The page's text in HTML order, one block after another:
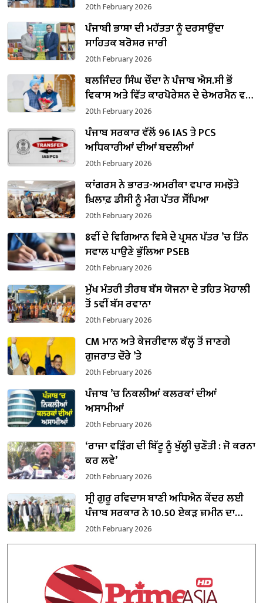
20th February 2026
ਪੰਜਾਬੀ ਭਾਸ਼ਾ ਦੀ ਮਹੱਤਤਾ ਨੂੰ ਦਰਸਾਉਂਦਾ
ਸਾਹਿਤਕ ਬਰੋਸ਼ਰ ਜਾਰੀ
20th February 2026
ਬਲਜਿੰਦਰ ਸਿੰਘ ਚੌਂਦਾ ਨੇ ਪੰਜਾਬ ਐਸ.ਸੀ ਭੋਂ
ਵਿਕਾਸ ਅਤੇ ਵਿੱਤ ਕਾਰਪੋਰੇਸ਼ਨ ਦੇ ਚੇਅਰਮੈਨ ਵਜੋਂ
ਸੰਭਾਲਿਆ ਕਾਰਜਭਾਰ
20th February 2026
ਪੰਜਾਬ ਸਰਕਾਰ ਵੱਲੋਂ 96 IAS ਤੇ PCS
ਅਧਿਕਾਰੀਆਂ ਦੀਆਂ ਬਦਲੀਆਂ
20th February 2026
ਕਾਂਗਰਸ ਨੇ ਭਾਰਤ-ਅਮਰੀਕਾ ਵਪਾਰ ਸਮਝੌਤੇ
ਖ਼ਿਲਾਫ਼ ਡੀਸੀ ਨੂੰ ਮੰਗ ਪੱਤਰ ਸੌਂਪਿਆ
20th February 2026
8ਵੀਂ ਦੇ ਵਿਗਿਆਨ ਵਿਸ਼ੇ ਦੇ ਪ੍ਰਸ਼ਨ ਪੱਤਰ ’ਚ ਤਿੰਨ
ਸਵਾਲ ਪਾਉਣੇ ਭੁੱਲਿਆ PSEB
20th February 2026
ਮੁੱਖ ਮੰਤਰੀ ਤੀਰਥ ਬੱਸ ਯੋਜਨਾ ਦੇ ਤਹਿਤ ਮੋਹਾਲੀ
ਤੋਂ 5ਵੀਂ ਬੱਸ ਰਵਾਨਾ
20th February 2026
CM ਮਾਨ ਅਤੇ ਕੇਜਰੀਵਾਲ ਕੱਲ੍ਹ ਤੋਂ ਜਾਣਗੇ
ਗੁਜਰਾਤ ਦੌਰੇ ’ਤੇ
20th February 2026
ਪੰਜਾਬ ’ਚ ਨਿਕਲੀਆਂ ਕਲਰਕਾਂ ਦੀਆਂ
ਅਸਾਮੀਆਂ
20th February 2026
‘ਰਾਜਾ ਵੜਿੰਗ ਦੀ ਬਿੱਟੂ ਨੂੰ ਖੁੱਲ੍ਹੀ ਚੁਣੌਤੀ : ਜੋ ਕਰਨਾ
ਕਰ ਲਵੇ’
20th February 2026
ਸ੍ਰੀ ਗੁਰੂ ਰਵਿਦਾਸ ਬਾਣੀ ਅਧਿਐਨ ਕੇਂਦਰ ਲਈ
ਪੰਜਾਬ ਸਰਕਾਰ ਨੇ 10.50 ਏਕੜ ਜ਼ਮੀਨ ਦਾ
ਕਬਜ਼ਾ ਲਿਆ
20th February 2026